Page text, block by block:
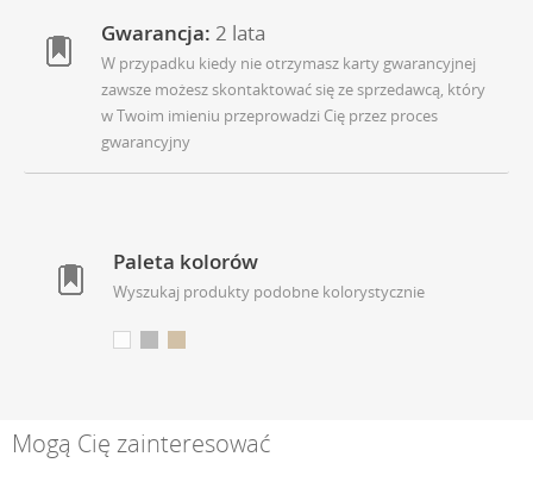
Gwarancja: 2 lata
W przypadku kiedy nie otrzymasz karty gwarancyjnej
zawsze możesz skontaktować się ze sprzedawcą, który
w Twoim imieniu przeprowadzi Cię przez proces
gwarancyjny
Paleta kolorów
Wyszukaj produkty podobne kolorystycznie
Mogą Cię zainteresować